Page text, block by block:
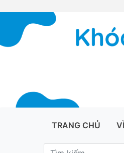
TRANG CHỦ